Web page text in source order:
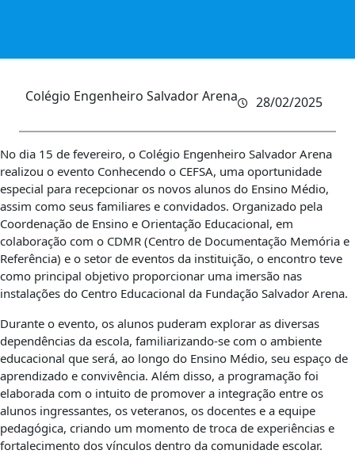
Colégio Engenheiro Salvador Arena 28/02/2025
No dia 15 de fevereiro, o Colégio Engenheiro Salvador Arena
realizou o evento Conhecendo o CEFSA, uma oportunidade
especial para recepcionar os novos alunos do Ensino Médio,
assim como seus familiares e convidados. Organizado pela
Coordenação de Ensino e Orientação Educacional, em
colaboração com o CDMR (Centro de Documentação Memória e
Referência) e o setor de eventos da instituição, o encontro teve
como principal objetivo proporcionar uma imersão nas
instalações do Centro Educacional da Fundação Salvador Arena.
Durante o evento, os alunos puderam explorar as diversas
dependências da escola, familiarizando-se com o ambiente
educacional que será, ao longo do Ensino Médio, seu espaço de
aprendizado e convivência. Além disso, a programação foi
elaborada com o intuito de promover a integração entre os
alunos ingressantes, os veteranos, os docentes e a equipe
pedagógica, criando um momento de troca de experiências e
fortalecimento dos vínculos dentro da comunidade escolar.